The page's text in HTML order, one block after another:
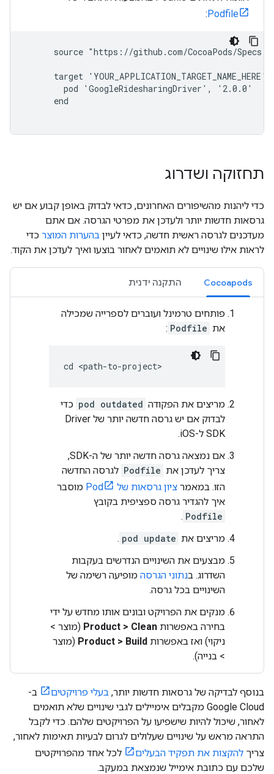
Podfile
:
source "https://github.com/CocoaPods/
target 'YOUR_APPLICATION_TARGET_NAME_HERE'
        pod 'GoogleRidesharingDriver', '2.0.0'
      end
תחזוקה ושדרוג
כדי ליהנות מהשיפורים האחרונים, כדאי לבדוק באופן קבוע אם יש
גרסאות חדשות יותר ולעדכן את מפרטי הגרסה. אם אתם
מעדכנים לגרסה ראשית חדשה, כדאי לעיין בהערות המוצר כדי
לראות אילו שינויים לא תואמים לאחור בוצעו ואיך לעדכן את הקוד.
Cocoapods התקנה ידנית
פותחים טרמינל ועוברים לספרייה שמכילה
את Podfile
:
cd <path-to-project>
מריצים את הפקודה pod outdated כדי
לבדוק אם יש גרסה חדשה יותר של Driver
SDK ל-iOS.
אם נמצאה גרסה חדשה יותר של ה-SDK,
צריך לעדכן את Podfile לגרסה החדשה
הזו. במאמר ציון גרסאות של Pod
מוסבר
איך להגדיר גרסה ספציפית בקובץ
Podfile
.
מריצים את pod update
.
מבצעים את השינויים הנדרשים בעקבות
השדרוג. בנתוני הגרסה מופיעה רשימה של
השינויים בכל גרסה.
מנקים את הפרויקט ובונים אותו מחדש על ידי
בחירה באפשרות Product > Clean (מוצר >
ניקוי) ואז באפשרות Product > Build (מוצר
> בנייה).
בנוסף לבדיקה של גרסאות חדשות יותר, בעלי פרויקטים
ב-
Google Cloud מקבלים אימיילים לגבי שינויים שלא תואמים
לאחור, שיכול להיות שישפיעו על הפרויקטים שלהם. כדי לקבל
התראה מראש על שינויים שעלולים לגרום לבעיות תאימות לאחור,
צריך להקצות את תפקיד הבעלים
לכל אחד מהפרויקטים
שלכם עם כתובת אימייל שנמצאת במעקב.